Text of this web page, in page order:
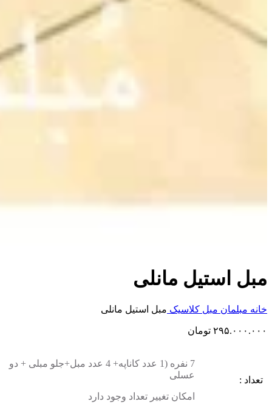
مبل استیل مانلی
خانه مبلمان مبل کلاسیک مبل استیل مانلی
۲۹۵.۰۰۰.۰۰۰ تومان
تعداد :
7 نفره (1 عدد کاناپه+ 4 عدد مبل+جلو مبلی + دو
عسلی
امکان تغییر تعداد وجود دارد